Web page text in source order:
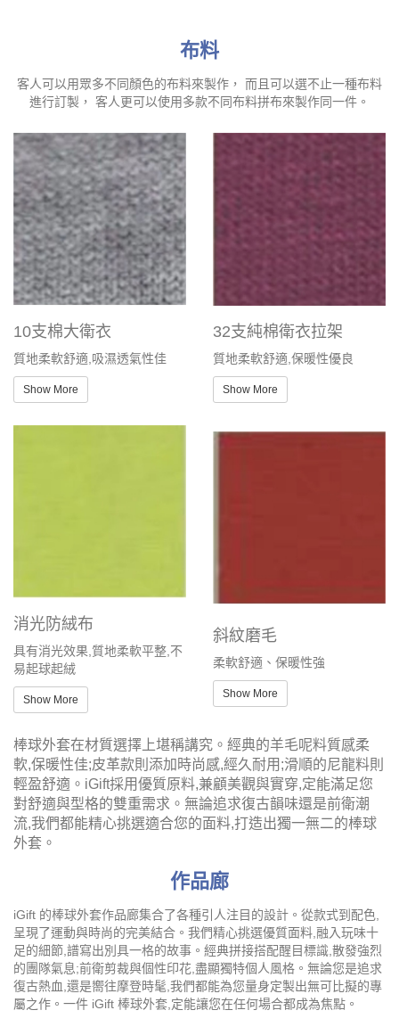
布料
客人可以用眾多不同顏色的布料來製作， 而且可以選不止一種布料
進行訂製， 客人更可以使用多款不同布料拼布來製作同一件。
10支棉大衛衣
質地柔軟舒適,吸濕透氣性佳
Show More
32支純棉衛衣拉架
質地柔軟舒適,保暖性優良
Show More
消光防絨布
具有消光效果,質地柔軟平整,不
易起球起絨
Show More
斜紋磨毛
柔軟舒適、保暖性強
Show More
棒球外套在材質選擇上堪稱講究。經典的羊毛呢料質感柔
軟,保暖性佳;皮革款則添加時尚感,經久耐用;滑順的尼龍料則
輕盈舒適。iGift採用優質原料,兼顧美觀與實穿,定能滿足您
對舒適與型格的雙重需求。無論追求復古韻味還是前衛潮
流,我們都能精心挑選適合您的面料,打造出獨一無二的棒球
外套。
作品廊
iGift 的棒球外套作品廊集合了各種引人注目的設計。從款式到配色,
呈現了運動與時尚的完美結合。我們精心挑選優質面料,融入玩味十
足的細節,譜寫出別具一格的故事。經典拼接搭配醒目標識,散發強烈
的團隊氣息;前衛剪裁與個性印花,盡顯獨特個人風格。無論您是追求
復古熱血,還是嚮往摩登時髦,我們都能為您量身定製出無可比擬的專
屬之作。一件 iGift 棒球外套,定能讓您在任何場合都成為焦點。